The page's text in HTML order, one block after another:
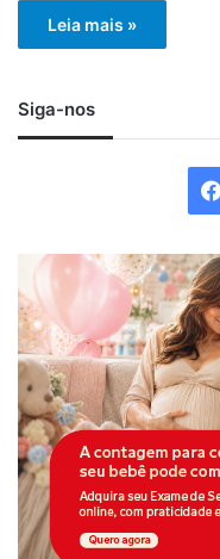
Leia mais »
Siga-nos